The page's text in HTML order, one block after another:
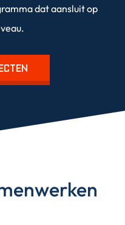
dat aansluit op